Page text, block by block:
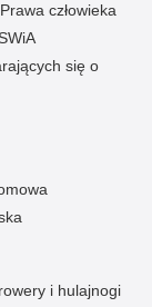
Prawa człowieka
się o
i hulajnogi